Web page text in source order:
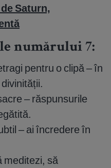
Saturn,
numărului 7:
pentru o clipă – în
– răspunsurile
– ai încredere în
meditezi, să